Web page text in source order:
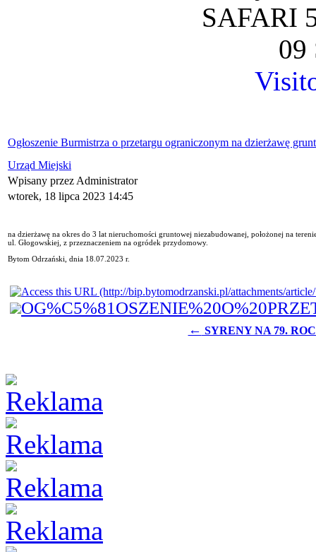
SAFARI
09
Ogłoszenie Burmistrza o przetargu ograniczonym na dzierżawę
Urząd Miejski
Wpisany przez Administrator
wtorek, 18 lipca 2023 14:45
na dzierżawę na okres do 3 lat nieruchomości gruntowej niezabudowanej, położonej na
ul. Głogowskiej, z przeznaczeniem na ogródek przydomowy.
Bytom Odrzański, dnia 18.07.2023 r.
← SYRENY NA 79.